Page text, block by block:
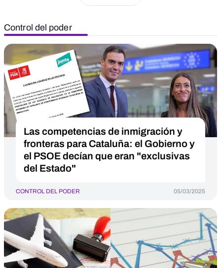
Control del poder
Las competencias de inmigración y
fronteras para Cataluña: el Gobierno y
el PSOE decían que eran "exclusivas
del Estado"
CONTROL DEL PODER 05/03/2025